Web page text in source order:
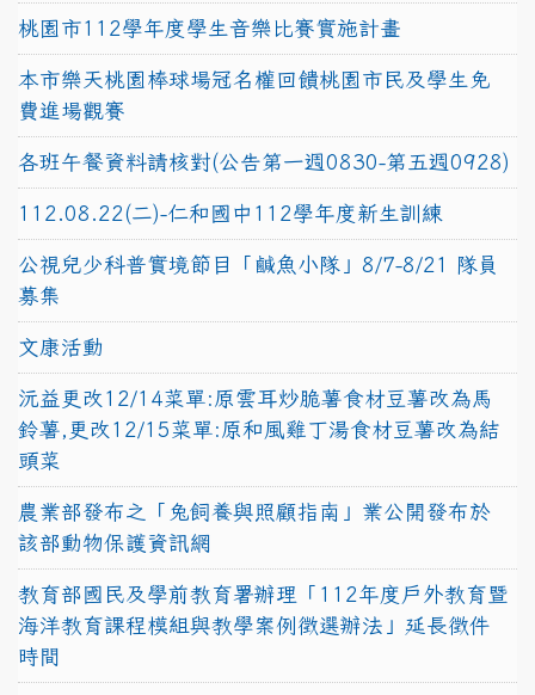
桃園市112學年度學生音樂比賽實施計畫
本市樂天桃園棒球場冠名權回饋桃園市民及學生免
費進場觀賽
各班午餐資料請核對(公告第一週0830-第五週0928)
112.08.22(二)-仁和國中112學年度新生訓練
公視兒少科普實境節目「鹹魚小隊」8/7-8/21 隊員
募集
文康活動
沅益更改12/14菜單:原雲耳炒脆薯食材豆薯改為馬
鈴薯,更改12/15菜單:原和風雞丁湯食材豆薯改為結
頭菜
農業部發布之「兔飼養與照顧指南」業公開發布於
該部動物保護資訊網
教育部國民及學前教育署辦理「112年度戶外教育暨
海洋教育課程模組與教學案例徵選辦法」延長徵件
時間